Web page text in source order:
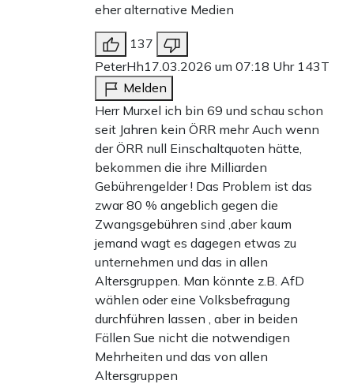
eher alternative Medien
137
PeterHh17.03.2026 um 07:18 Uhr 143T
Melden
Herr Murxel ich bin 69 und schau schon
seit Jahren kein ÖRR mehr Auch wenn
der ÖRR null Einschaltquoten hätte,
bekommen die ihre Milliarden
Gebührengelder ! Das Problem ist das
zwar 80 % angeblich gegen die
Zwangsgebühren sind ,aber kaum
jemand wagt es dagegen etwas zu
unternehmen und das in allen
Altersgruppen. Man könnte z.B. AfD
wählen oder eine Volksbefragung
durchführen lassen , aber in beiden
Fällen Sue nicht die notwendigen
Mehrheiten und das von allen
Altersgruppen